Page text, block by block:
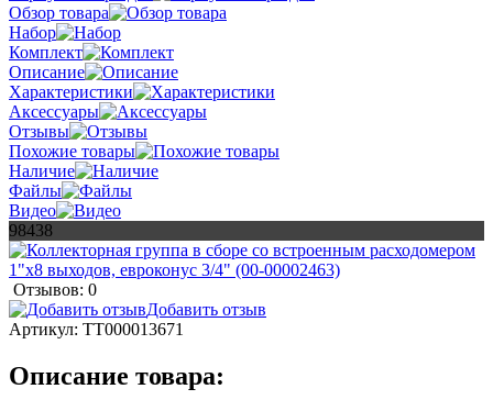
Обзор товара
Набор
Комплект
Описание
Характеристики
Аксессуары
Отзывы
Похожие товары
Наличие
Файлы
Видео
98438
Отзывов: 0
Добавить отзыв
Артикул: ТТ000013671
Описание товара: